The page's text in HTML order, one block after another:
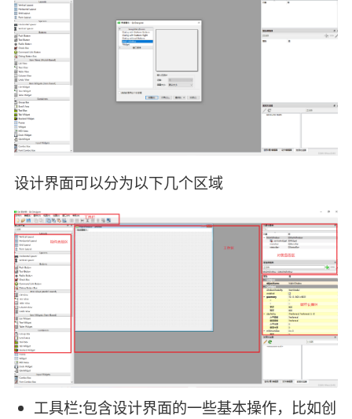
设计界面可以分为以下几个区域
工具栏:包含设计界面的一些基本操作，比如创